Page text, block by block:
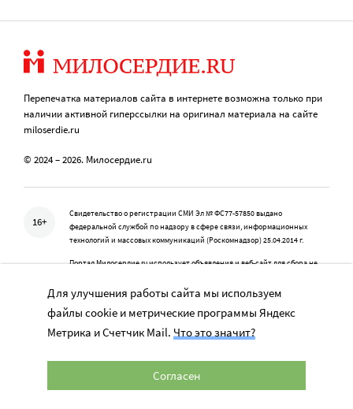
Перепечатка материалов сайта в интернете возможна только при
наличии активной гиперссылки на оригинал материала на сайте
miloserdie.ru
© 2024 – 2026. Милосердие.ru
16+
Свидетельство о регистрации СМИ Эл № ФС77-57850 выдано
федеральной службой по надзору в сфере связи, информационных
технологий и массовых коммуникаций (Роскомнадзор) 25.04.2014 г.
Портал Милосердие.ru использует объявления и веб-сайт для сбора не
1057700014679, Целевое финансирование (010), (140), (171)
Портал Милосердие.ru является одним из проектов Православной службы
Учредитель: АНО «Издательский центр «Нескучный сад»
Для улучшения работы сайта мы используем
файлы cookie и метрические программы Яндекс
Метрика и Счетчик Mail. Что это значит?
Согласен